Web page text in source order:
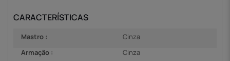
CARACTERÍSTICAS
Mastro :
Cinza
Armação :
Cinza